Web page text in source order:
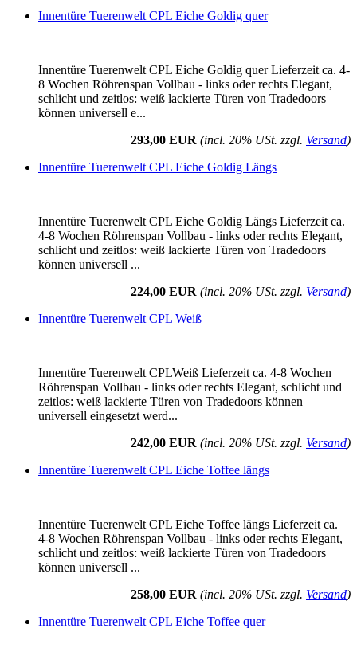
Innentüre Tuerenwelt CPL Eiche Goldig quer
Innentüre Tuerenwelt CPL Eiche Goldig quer Lieferzeit ca. 4-
8 Wochen Röhrenspan Vollbau - links oder rechts Elegant,
schlicht und zeitlos: weiß lackierte Türen von Tradedoors
können universell e...
293,00 EUR (incl. 20% USt. zzgl. Versand)
Innentüre Tuerenwelt CPL Eiche Goldig Längs
Innentüre Tuerenwelt CPL Eiche Goldig Längs Lieferzeit ca.
4-8 Wochen Röhrenspan Vollbau - links oder rechts Elegant,
schlicht und zeitlos: weiß lackierte Türen von Tradedoors
können universell ...
224,00 EUR (incl. 20% USt. zzgl. Versand)
Innentüre Tuerenwelt CPL Weiß
Innentüre Tuerenwelt CPLWeiß Lieferzeit ca. 4-8 Wochen
Röhrenspan Vollbau - links oder rechts Elegant, schlicht und
zeitlos: weiß lackierte Türen von Tradedoors können
universell eingesetzt werd...
242,00 EUR (incl. 20% USt. zzgl. Versand)
Innentüre Tuerenwelt CPL Eiche Toffee längs
Innentüre Tuerenwelt CPL Eiche Toffee längs Lieferzeit ca.
4-8 Wochen Röhrenspan Vollbau - links oder rechts Elegant,
schlicht und zeitlos: weiß lackierte Türen von Tradedoors
können universell ...
258,00 EUR (incl. 20% USt. zzgl. Versand)
Innentüre Tuerenwelt CPL Eiche Toffee quer